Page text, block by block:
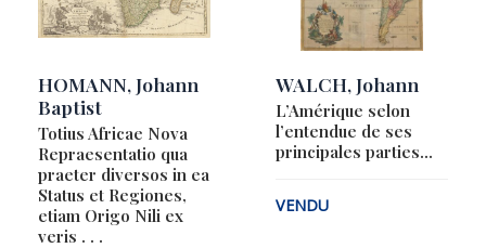
HOMANN, Johann
Baptist
Totius Africae Nova
Repraesentatio qua
praeter diversos in ea
Status et Regiones,
etiam Origo Nili ex
veris . . .
WALCH, Johann
L’Amérique selon
l’entendue de ses
principales parties…
VENDU